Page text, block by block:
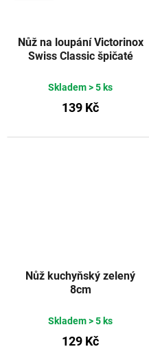
Nůž na loupání Victorinox
Swiss Classic špičaté
VICTORINOX
Skladem> 5 ks
139 Kč
Nůž kuchyňský zelený
8cm
Skladem> 5 ks
129 Kč